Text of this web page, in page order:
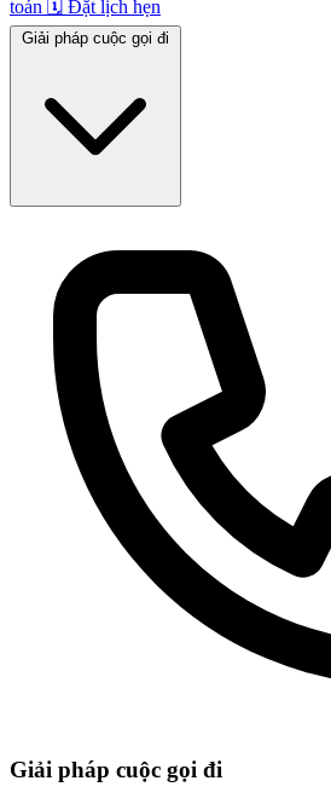
toán 🗓️ Đặt lịch hẹn
Giải pháp cuộc gọi đi